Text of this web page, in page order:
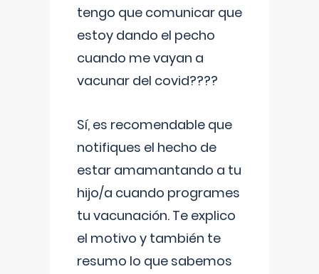
tengo que comunicar que
estoy dando el pecho
cuando me vayan a
vacunar del covid????
Sí, es recomendable que
notifiques el hecho de
estar amamantando a tu
hijo/a cuando programes
tu vacunación. Te explico
el motivo y también te
resumo lo que sabemos